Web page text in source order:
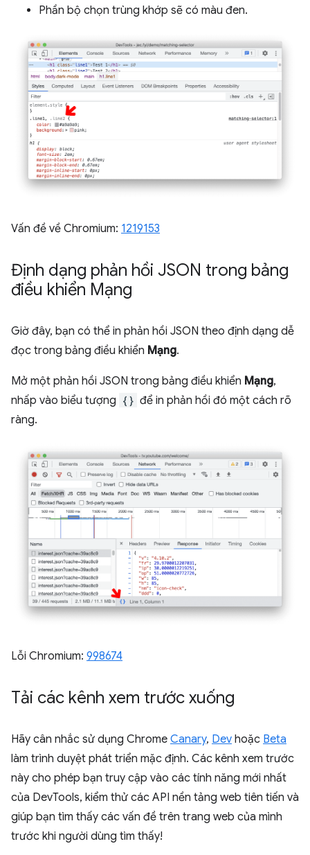
Phần bộ chọn trùng khớp sẽ có màu đen.
Vấn đề về Chromium: 1219153
Định dạng phản hồi JSON trong bảng
điều khiển Mạng
Giờ đây, bạn có thể in phản hồi JSON theo định dạng dễ
đọc trong bảng điều khiển Mạng.
Mở một phản hồi JSON trong bảng điều khiển Mạng,
nhấp vào biểu tượng {} để in phản hồi đó một cách rõ
ràng.
Lỗi Chromium: 998674
Tải các kênh xem trước xuống
Hãy cân nhắc sử dụng Chrome Canary, Dev hoặc Beta
làm trình duyệt phát triển mặc định. Các kênh xem trước
này cho phép bạn truy cập vào các tính năng mới nhất
của DevTools, kiểm thử các API nền tảng web tiên tiến và
giúp bạn tìm thấy các vấn đề trên trang web của mình
trước khi người dùng tìm thấy!